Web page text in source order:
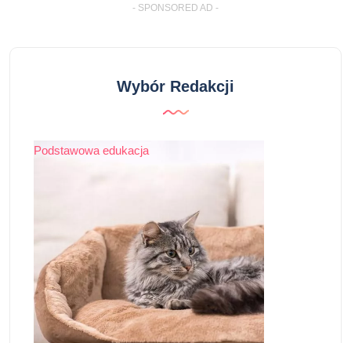
- SPONSORED AD -
Wybór Redakcji
Podstawowa edukacja